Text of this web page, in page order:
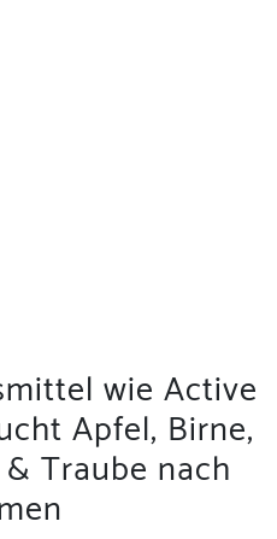
wie Active
Apfel, Birne,
Traube nach